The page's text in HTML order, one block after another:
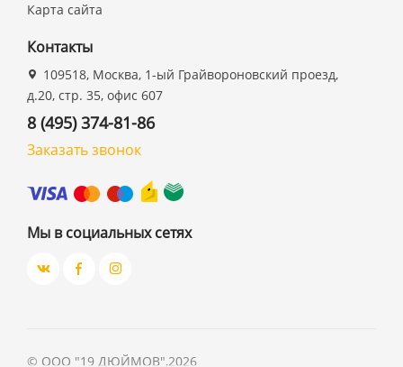
Карта сайта
Контакты
109518, Москва, 1-ый Грайвороновский проезд,
д.20, стр. 35, офис 607
8 (495) 374-81-86
Заказать звонок
Мы в социальных сетях
© ООО "19 ДЮЙМОВ",2026